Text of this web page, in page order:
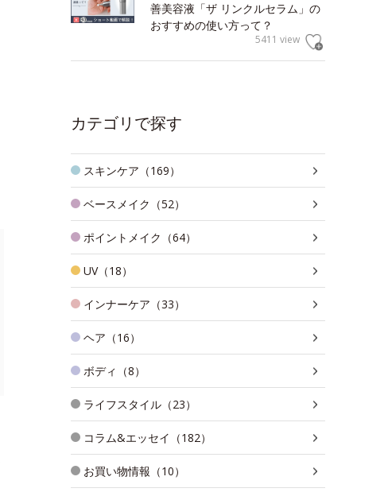
善美容液「ザ リンクルセラム」の
おすすめの使い方って？
5411 view
カテゴリで探す
スキンケア（169）
ベースメイク（52）
ポイントメイク（64）
UV（18）
インナーケア（33）
ヘア（16）
ボディ（8）
ライフスタイル（23）
コラム&エッセイ（182）
お買い物情報（10）